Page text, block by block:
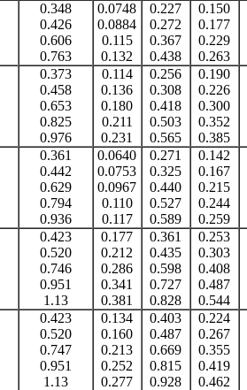
0.348
0.426
0.606
0.763
0.0748
0.0884
0.115
0.132
0.227
0.272
0.367
0.438
0.150
0.177
0.229
0.263
0.373
0.458
0.653
0.825
0.976
0.114
0.136
0.180
0.211
0.231
0.256
0.308
0.418
0.503
0.565
0.190
0.226
0.300
0.352
0.385
0.361
0.442
0.629
0.794
0.936
0.0640
0.0753
0.0967
0.110
0.117
0.271
0.325
0.440
0.527
0.589
0.142
0.167
0.215
0.244
0.259
0.423
0.520
0.746
0.951
1.13
0.177
0.212
0.286
0.341
0.381
0.361
0.435
0.598
0.727
0.828
0.253
0.303
0.408
0.487
0.544
0.423
0.520
0.747
0.951
1.13
0.134
0.160
0.213
0.252
0.277
0.403
0.487
0.669
0.815
0.928
0.224
0.267
0.355
0.419
0.462